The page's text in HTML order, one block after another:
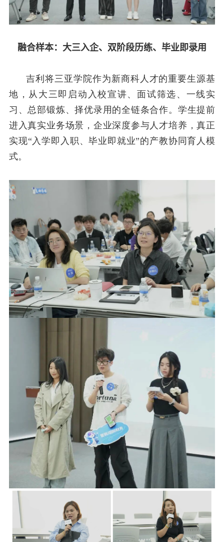
融合样本： 大三入企、双阶段历练、毕业即录用
吉利将三亚学院作为新商科人才的重要生源基
地，从大三即启动入校宣讲、面试筛选、一线实
习、总部锻炼、择优录用的全链条合作。学生提前
进入真实业务场景，企业深度参与人才培养，真正
实现“入学即入职、毕业即就业”的产教协同育人模
式。